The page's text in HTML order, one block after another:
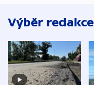
Výběr redakce